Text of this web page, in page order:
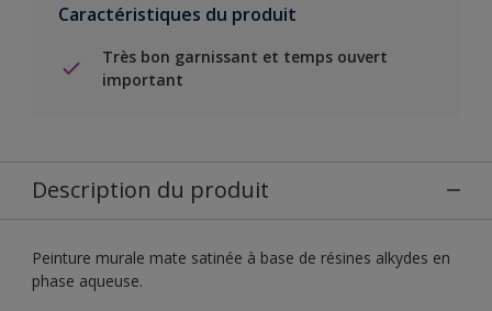
Caractéristiques du produit
Très bon garnissant et temps ouvert
important
Description du produit
Peinture murale mate satinée à base de résines alkydes en
phase aqueuse.